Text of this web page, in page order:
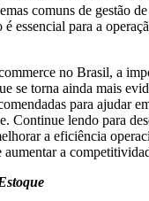
comuns de gestão
essencial para a
no Brasil, a
se torna ainda mais
para ajudar
Continue lendo para
a eficiência
a